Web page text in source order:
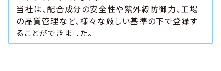
当社は、配合成分の安全性や紫外線防御力、工場
の品質管理など、様々な厳しい基準の下で登録す
ることができました。